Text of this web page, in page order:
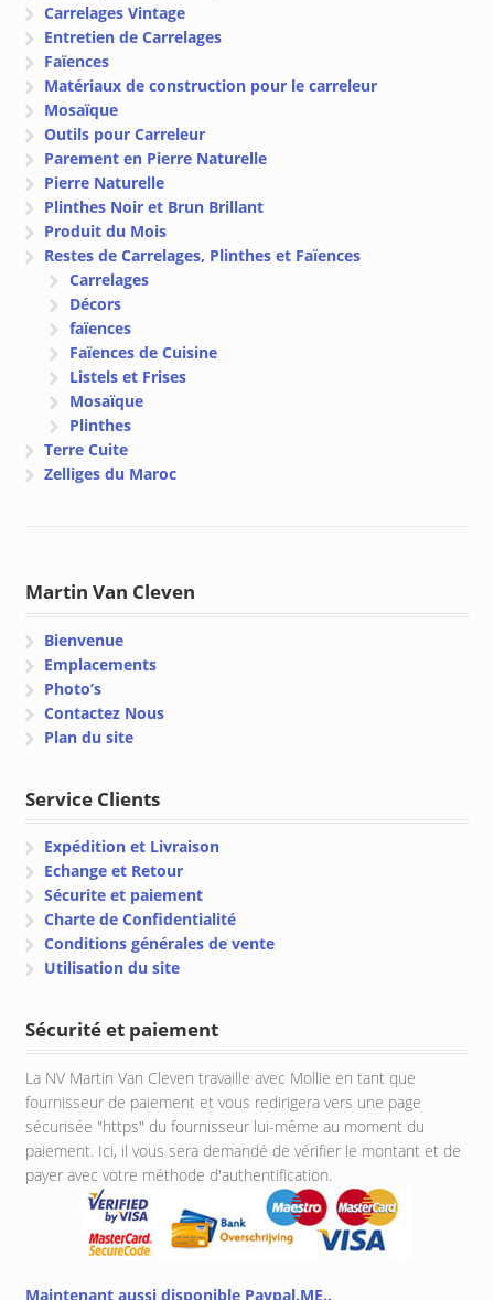
Carrelages Vintage
Entretien de Carrelages
Faïences
Matériaux de construction pour le carreleur
Mosaïque
Outils pour Carreleur
Parement en Pierre Naturelle
Pierre Naturelle
Plinthes Noir et Brun Brillant
Produit du Mois
Restes de Carrelages, Plinthes et Faïences
Carrelages
Décors
faïences
Faïences de Cuisine
Listels et Frises
Mosaïque
Plinthes
Terre Cuite
Zelliges du Maroc
Martin Van Cleven
Bienvenue
Emplacements
Photo’s
Contactez Nous
Plan du site
Service Clients
Expédition et Livraison
Echange et Retour
Sécurite et paiement
Charte de Confidentialité
Conditions générales de vente
Utilisation du site
Sécurité et paiement
La NV Martin Van Cleven travaille avec Mollie en tant que
fournisseur de paiement et vous redirigera vers une page
sécurisée "https" du fournisseur lui-même au moment du
paiement. Ici, il vous sera demandé de vérifier le montant et de
payer avec votre méthode d'authentification.
Maintenant aussi disponible Paypal.ME..